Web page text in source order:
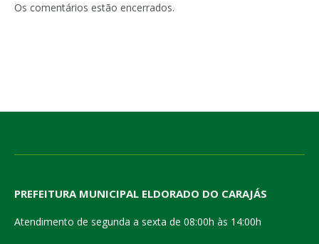
Os comentários estão encerrados.
PREFEITURA MUNICIPAL ELDORADO DO CARAJÁS
Atendimento de segunda a sexta de 08:00h às 14:00h